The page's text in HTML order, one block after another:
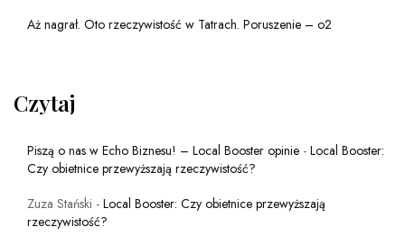
Aż nagrał. Oto rzeczywistość w Tatrach. Poruszenie – o2
Czytaj
Piszą o nas w Echo Biznesu! – Local Booster opinie - Local Booster:
Czy obietnice przewyższają rzeczywistość?
Zuza Stański - Local Booster: Czy obietnice przewyższają
rzeczywistość?